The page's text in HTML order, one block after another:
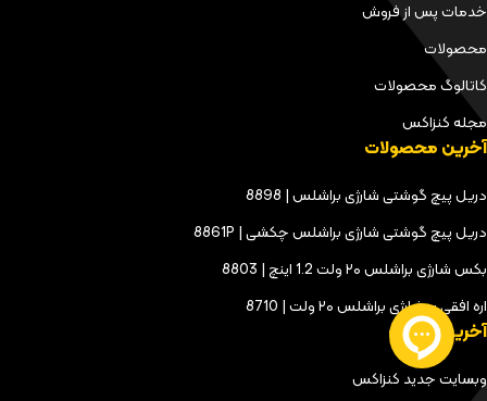
خدمات پس از فروش
محصولات
کاتالوگ محصولات
مجله کنزاکس
آخرین محصولات
دریل پیچ گوشتی شارژی براشلس | 8898
دریل پیچ گوشتی شارژی براشلس چکشی | 8861P
بکس شارژی براشلس ۲۰ ولت 1.2 اینچ | 8803
اره افقی بر شارژی براشلس ۲۰ ولت | 8710
آخرین مقالات
وبسایت جدید کنزاکس